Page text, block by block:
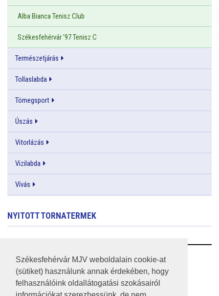
Székesfehérvár MJV weboldalain cookie-at
(sütiket) használunk annak érdekében, hogy
felhasználóink oldallátogatási szokásairól
Alba Bianca Tenisz Club
Székesfehérvár '97 Tenisz C
Természetjárás
Tollaslabda
Tömegsport
Úszás
Vitorlázás
Vizilabda
Vívás
NYITOTT TORNATERMEK
RSS
A HONLAP 2017.03.31-I ÁLLAPOTA